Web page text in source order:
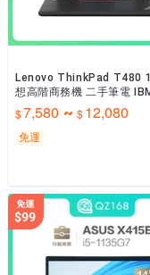
Lenovo ThinkPad T480
想高階商務機 二手筆電 IBM 聯想
商務機
7,580 ~ 12,080
免運